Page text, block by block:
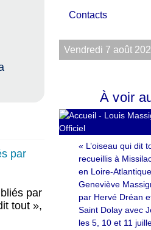
par
par
tout »,
Contacts
Vendredi 7 août
À voir
« L’oiseau qui dit
recueillis à
en Loire-
Geneviève
par Hervé Dréan
Saint Dolay avec
les 5, 10 et 11